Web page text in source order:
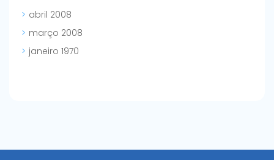
abril 2008
março 2008
janeiro 1970